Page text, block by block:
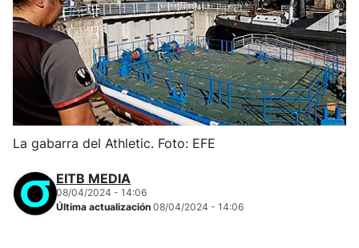
La gabarra del Athletic. Foto: EFE
EITB MEDIA
08/04/2024 - 14:06
Última actualización 08/04/2024 - 14:06